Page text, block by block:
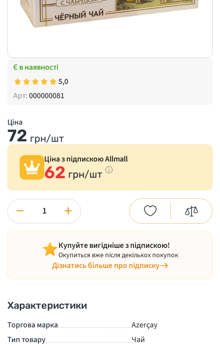
Є в наявності
5,0
Арт:000000081
Ціна
72 грн/шт
Ціна з підпискою Allmall
62 грн/шт
− +
Купуйте вигідніше з підпискою!
Окупиться вже після декількох покупок
Дізнатись більше про підписку
Характеристики
Торгова марка
Azerçay
Тип товару
Чай